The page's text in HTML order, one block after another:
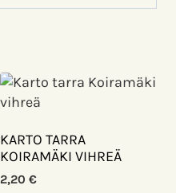
KARTO TARRA
KOIRAMÄKI VIHREÄ
2,20 €